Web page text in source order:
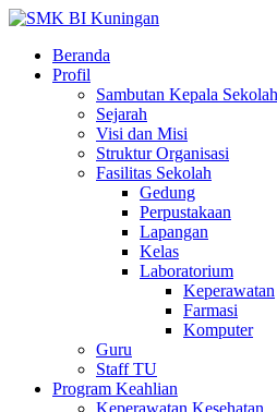
Beranda
Profil
Sambutan Kepala Sekolah
Sejarah
Visi dan Misi
Struktur Organisasi
Fasilitas Sekolah
Gedung
Perpustakaan
Lapangan
Kelas
Laboratorium
Keperawatan
Farmasi
Komputer
Guru
Staff TU
Program Keahlian
Keperawatan Kesehatan